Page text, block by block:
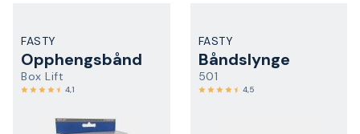
FASTY
Opphengsbånd
Box Lift
4,1
FASTY
Båndslynge
501
4,5